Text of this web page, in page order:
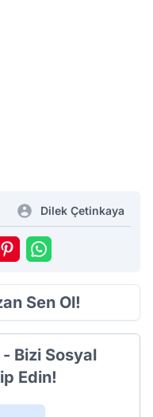
Dilek Çetinkaya
Sen Ol!
Bizi Sosyal
Edin!